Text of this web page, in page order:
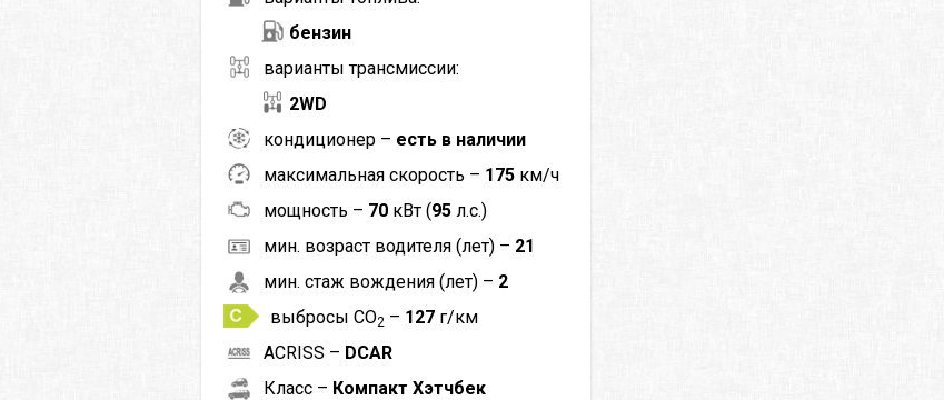
бензин
варианты трансмиссии:
2WD
кондиционер – есть в наличии
максимальная скорость – 175 км/ч
мощность – 70 кВт (95 л.с.)
мин. возраст водителя (лет) – 21
мин. стаж вождения (лет) – 2
выбросы CO2 – 127 г/км
ACRISS – DCAR
Класс – Компакт Хэтчбек